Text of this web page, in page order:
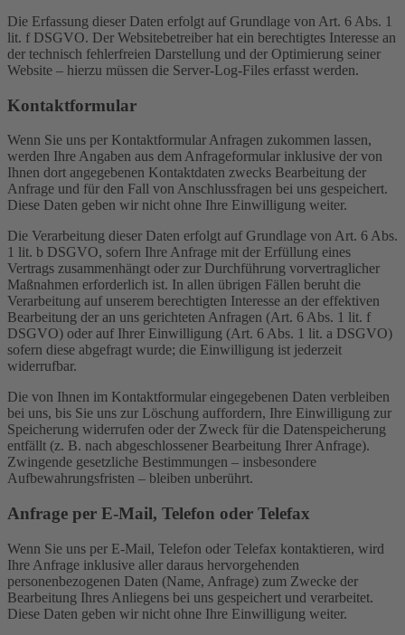
Die Erfassung dieser Daten erfolgt auf Grundlage von Art. 6 Abs. 1
lit. f DSGVO. Der Websitebetreiber hat ein berechtigtes Interesse an
der technisch fehlerfreien Darstellung und der Optimierung seiner
Website – hierzu müssen die Server-Log-Files erfasst werden.
Kontaktformular
Wenn Sie uns per Kontaktformular Anfragen zukommen lassen,
werden Ihre Angaben aus dem Anfrageformular inklusive der von
Ihnen dort angegebenen Kontaktdaten zwecks Bearbeitung der
Anfrage und für den Fall von Anschlussfragen bei uns gespeichert.
Diese Daten geben wir nicht ohne Ihre Einwilligung weiter.
Die Verarbeitung dieser Daten erfolgt auf Grundlage von Art. 6 Abs.
1 lit. b DSGVO, sofern Ihre Anfrage mit der Erfüllung eines
Vertrags zusammenhängt oder zur Durchführung vorvertraglicher
Maßnahmen erforderlich ist. In allen übrigen Fällen beruht die
Verarbeitung auf unserem berechtigten Interesse an der effektiven
Bearbeitung der an uns gerichteten Anfragen (Art. 6 Abs. 1 lit. f
DSGVO) oder auf Ihrer Einwilligung (Art. 6 Abs. 1 lit. a DSGVO)
sofern diese abgefragt wurde; die Einwilligung ist jederzeit
widerrufbar.
Die von Ihnen im Kontaktformular eingegebenen Daten verbleiben
bei uns, bis Sie uns zur Löschung auffordern, Ihre Einwilligung zur
Speicherung widerrufen oder der Zweck für die Datenspeicherung
entfällt (z. B. nach abgeschlossener Bearbeitung Ihrer Anfrage).
Zwingende gesetzliche Bestimmungen – insbesondere
Aufbewahrungsfristen – bleiben unberührt.
Anfrage per E-Mail, Telefon oder Telefax
Wenn Sie uns per E-Mail, Telefon oder Telefax kontaktieren, wird
Ihre Anfrage inklusive aller daraus hervorgehenden
personenbezogenen Daten (Name, Anfrage) zum Zwecke der
Bearbeitung Ihres Anliegens bei uns gespeichert und verarbeitet.
Diese Daten geben wir nicht ohne Ihre Einwilligung weiter.